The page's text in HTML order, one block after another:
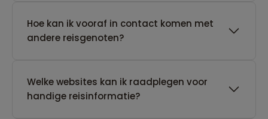
Hoe kan ik vooraf in contact komen met
andere reisgenoten?
Welke websites kan ik raadplegen voor
handige reisinformatie?